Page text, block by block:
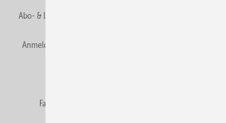
Abo- & Leserservice
Anmelden
Fachbeiträge